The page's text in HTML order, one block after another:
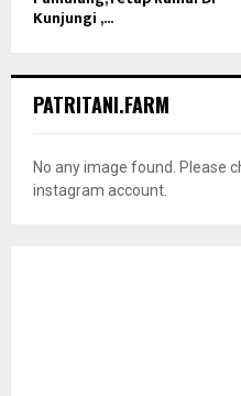
Kunjungi ,...
PATRITANI.FARM
No any image found. Please
instagram account.